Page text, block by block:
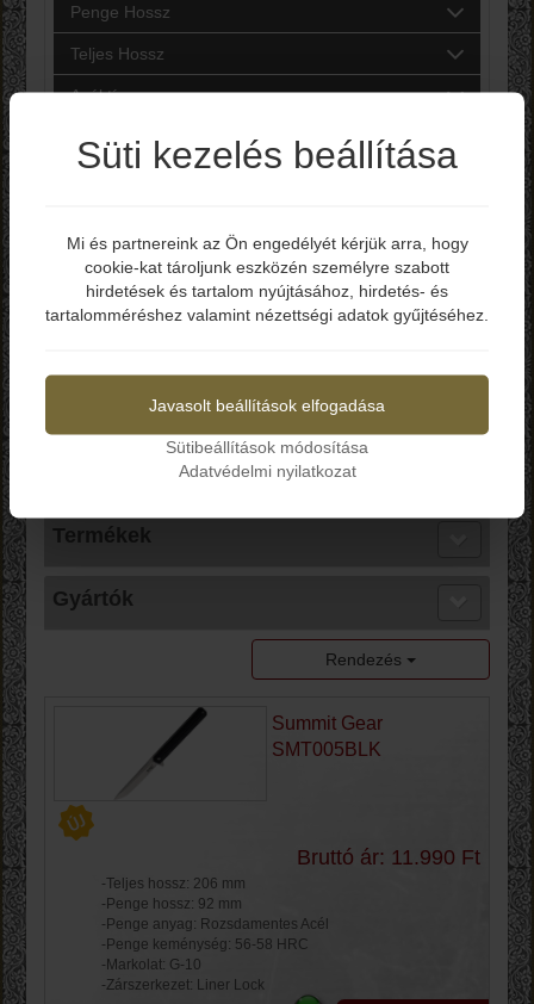
Penge Hossz
Teljes Hossz
Acél típus
Termékek
Gyártók
Rendezés
Summit Gear
SMT005BLK
Bruttó ár: 11.990 Ft
-Teljes hossz: 206 mm
-Penge hossz: 92 mm
-Penge anyag: Rozsdamentes Acél
-Penge keménység: 56-58 HRC
-Markolat: G-10
-Zárszerkezet: Liner Lock
Elmúltál már 18 éves?
Süti kezelés beállítása
Mi és partnereink az Ön engedélyét kérjük arra, hogy
cookie-kat tároljunk eszközén személyre szabott
hirdetések és tartalom nyújtásához, hirdetés- és
tartalomméréshez valamint nézettségi adatok gyűjtéséhez.
Javasolt beállítások elfogadása
Sütibeállítások módosítása
Adatvédelmi nyilatkozat